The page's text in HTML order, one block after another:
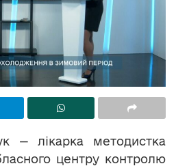
— лікарка методистка
центру контролю